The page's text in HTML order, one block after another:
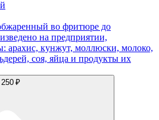
во фритюре до
на предприятии,
арахис, кунжут, моллюски, молоко,
соя, яйца и продукты их
250 ₽